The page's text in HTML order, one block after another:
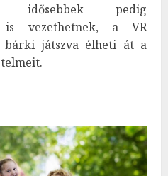
idősebbek pedig
is vezethetnek, a VR
bárki játszva élheti át a